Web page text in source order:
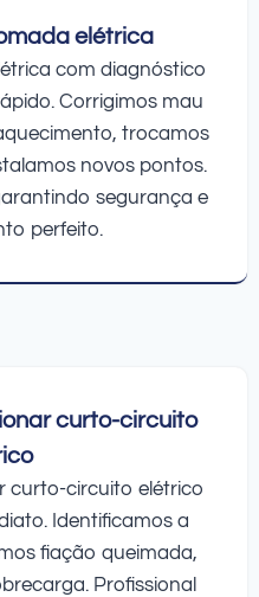
elétrica
com diagnóstico
Corrigimos mau
trocamos
novos pontos.
segurança e
perfeito.
curto-circuito
curto-circuito elétrico
Identificamos a
fiação queimada,
Profissional